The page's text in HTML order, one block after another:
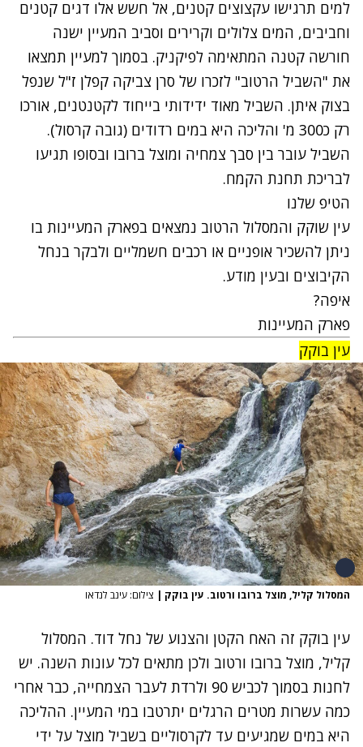
למים תרגישו עקצוצים קטנים, אל חשש אלו דגים קטנים
וחביבים, המים צלולים וקרירים וסביב המעיין ישנה
חורשה קטנה המתאימה לפיקניק. בסמוך למעיין תמצאו
את "השביל הרטוב" לזכרו של סרן צביקה קפלן ז"ל שנפל
בצוק איתן. השביל מאוד ידידותי בייחוד לקטנטנים, אורכו
רק כ300 מ' והליכה היא במים רדודים (גובה קרסול).
השביל עובר בין סבך צמחיה ומוצל ברובו ובסופו תגיעו
לבריכת תחנת הקמח.
הטיפ שלנו
עין שוקק והמסלול הרטוב נמצאים בפארק המעיינות בו
ניתן להשכיר אופניים או רכבים חשמליים ולבקר בנחל
הקיבוצים ובעין מודע.
איפה?
פארק המעיינות
עין בוקק
המסלול קליל, מוצל ברובו ורטוב. עין בוקק | צילום: עינב לנדאו
עין בוקק זה האח הקטן והצנוע של נחל דוד. המסלול
קליל, מוצל ברובו ורטוב ולכן מתאים לכל עונות השנה. יש
לחנות בסמוך לכביש 90 ולרדת לעבר הצמחייה, כבר אחרי
כמה עשרות מטרים הרגלים יתרטבו במי המעיין. ההליכה
היא במים שמגיעים עד לקרסוליים בשביל מוצל על ידי